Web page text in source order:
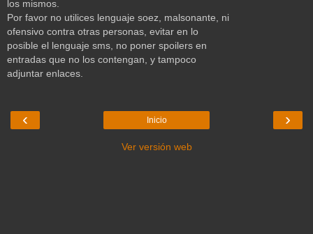
los mismos.
Por favor no utilices lenguaje soez, malsonante, ni
ofensivo contra otras personas, evitar en lo
posible el lenguaje sms, no poner spoilers en
entradas que no los contengan, y tampoco
adjuntar enlaces.
‹ ›
Inicio
Ver versión web